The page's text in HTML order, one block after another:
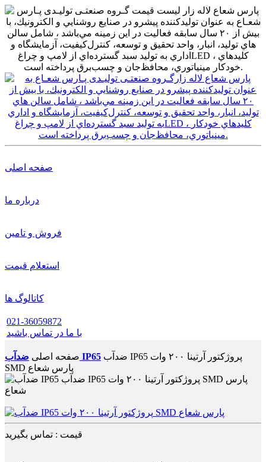
صفحه اصلی
درباره ما
فروش و تامین
استعلام قیمت
کاتالوگ ها
021-36059872
با ما در تماس باشید
صفحه اصلی ضدآب IP65 ضدآب IP65 پروژکتور آرتینا ۲۰۰ وات
SMD پارس شعاع
قیمت : تماس بگیرید